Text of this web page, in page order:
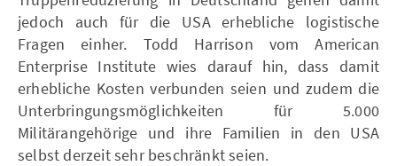
jedoch auch für die USA erhebliche logistische
Fragen einher. Todd Harrison vom American
Enterprise Institute wies darauf hin, dass damit
erhebliche Kosten verbunden seien und zudem die
Unterbringungsmöglichkeiten für 5.000
Militärangehörige und ihre Familien in den USA
selbst derzeit sehr beschränkt seien.